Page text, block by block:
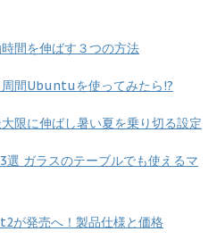
間を伸ばす３つの方法
間Ubuntuを使ってみたら!?
限に伸ばし暑い夏を乗り切る設定
ガラスのテーブルでも使えるマ
が発売へ！製品仕様と価格